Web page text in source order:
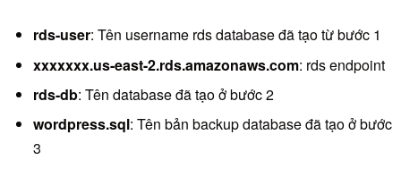
rds-user: Tên username rds database đã tạo từ bước 1
xxxxxxx.us-east-2.rds.amazonaws.com: rds endpoint
rds-db: Tên database đã tạo ở bước 2
wordpress.sql: Tên bản backup database đã tạo ở bước
3